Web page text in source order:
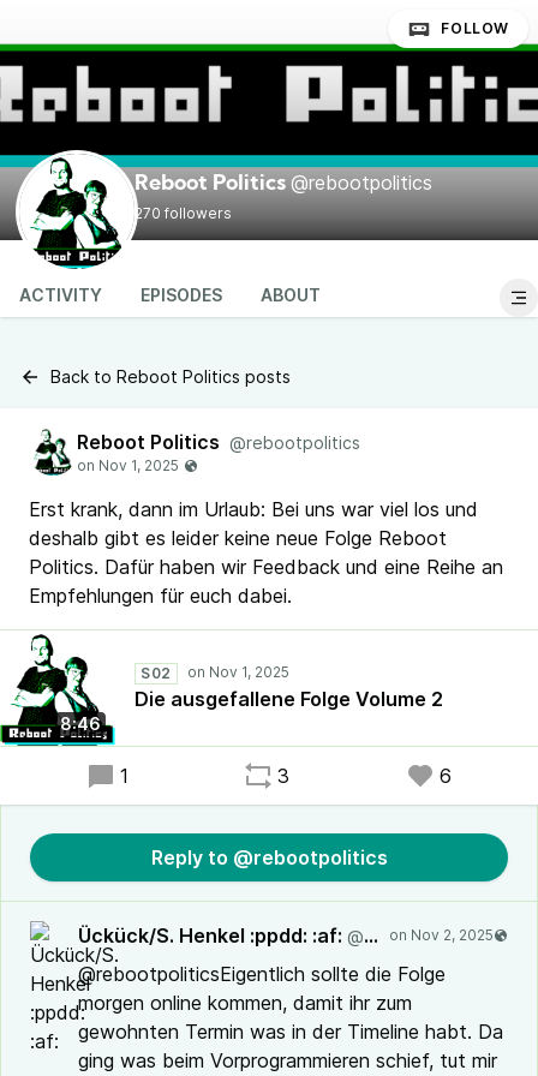
Reboot Politics @rebootpolitics
270 followers
FOLLOW
ACTIVITY EPISODES ABOUT
Back to Reboot Politics posts
Reboot Politics @rebootpolitics
Erst krank, dann im Urlaub: Bei uns war viel los und
deshalb gibt es leider keine neue Folge Reboot
Politics. Dafür haben wir Feedback und eine Reihe an
Empfehlungen für euch dabei.
8:46
S02
Die ausgefallene Folge Volume 2
1 3 6
Reply to @rebootpolitics
Ückück/S. Henkel :ppdd: :af: @ueckueck@dresden.network
@rebootpoliticsEigentlich sollte die Folge
morgen online kommen, damit ihr zum
gewohnten Termin was in der Timeline habt. Da
ging was beim Vorprogrammieren schief, tut mir